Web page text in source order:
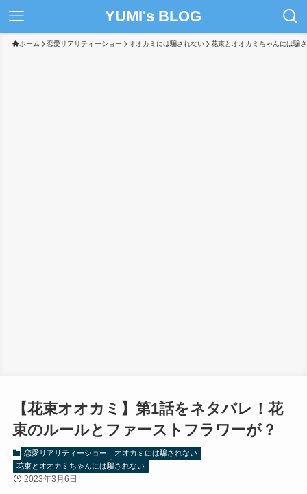
YUMI's BLOG
ホーム 恋愛リアリティーショー オオカミには騙されない 花束とオオカミちゃんには騙
【花束オオカミ】第1話をネタバレ！花
束のルールとファーストフラワーが？
恋愛リアリティーショー
オオカミには騙されない
花束とオオカミちゃんには騙されない
2023年3月6日